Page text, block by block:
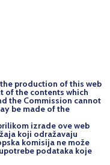
production of this web
of the contents which
the Commission cannot
be made of the
izrade ove web
koji odražavaju
komisija ne može
podataka koje